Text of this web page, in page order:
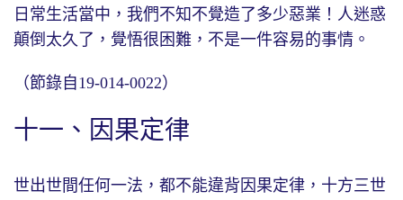
日常生活當中，我們不知不覺造了多少惡業！人迷惑
顛倒太久了，覺悟很困難，不是一件容易的事情。
（節錄自19-014-0022）
十一、因果定律
世出世間任何一法，都不能違背因果定律，十方三世